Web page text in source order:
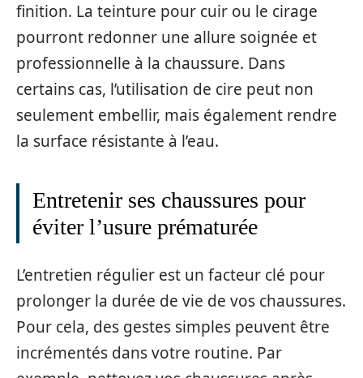
finition. La teinture pour cuir ou le cirage
pourront redonner une allure soignée et
professionnelle à la chaussure. Dans
certains cas, l’utilisation de cire peut non
seulement embellir, mais également rendre
la surface résistante à l’eau.
Entretenir ses chaussures pour
éviter l’usure prématurée
L’entretien régulier est un facteur clé pour
prolonger la durée de vie de vos chaussures.
Pour cela, des gestes simples peuvent être
incrémentés dans votre routine. Par